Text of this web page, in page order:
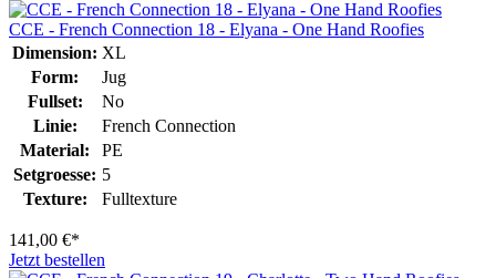
CCE - French Connection 18 - Elyana - One Hand Roofies
Dimension: XL
Form:
Jug
Fullset:
No
Linie:
French Connection
Material:
PE
Setgroesse: 5
Texture:
Fulltexture
141,00 €*
Jetzt bestellen